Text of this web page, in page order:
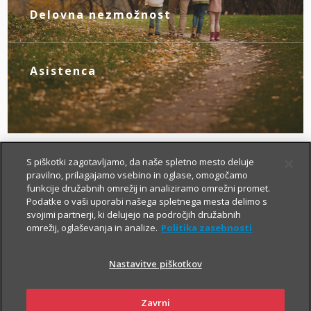
novim življenjskim okoliščinam.
Delovna nezmožnost
Z zagotovljenim nadomestilom za izpad
dohodka poskrbite zase, če zaradi
bolezni ali nezgode izgubite zmožnost za
delo.
Asistenca
Tu smo za vas – da boste v primeru
nezgode hitreje prišli do specialista, bolj
brezskrbno potovali po svetu in pridobili
drugo zdravniško mnenje.
Kako si lahko prilagodim
življenjsko zavarovanje?
S piškotki zagotavljamo, da naše spletno mesto deluje
pravilno, prilagajamo vsebino in oglase, omogočamo
funkcije družabnih omrežij in analiziramo omrežni promet.
Podatke o vaši uporabi našega spletnega mesta delimo s
svojimi partnerji, ki delujejo na področjih družabnih
omrežij, oglaševanja in analize. Politika zasebnosti
Nastavitve piškotkov
Zavrni